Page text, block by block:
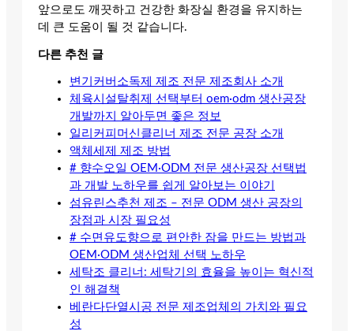
앞으로도 깨끗하고 건강한 화장실 환경을 유지하는
데 큰 도움이 될 것 같습니다.
다른 추천 글
변기커버소독제 제조 전문 제조회사 소개
체육시설탈취제 선택부터 oem·odm 생산공장
개발까지 알아두면 좋은 정보
일리커피머신클리너 제조 전문 공장 소개
액체세제 제조 방법
# 향수오일 OEM·ODM 전문 생산공장 선택법
과 개발 노하우를 쉽게 알아보는 이야기
섬유린스추천 제조 – 전문 ODM 생산 공장의
장점과 시장 필요성
# 수면유도향으로 편안한 잠을 만드는 방법과
OEM·ODM 생산업체 선택 노하우
세탁조 클리너: 세탁기의 효율을 높이는 혁신적
인 해결책
베란다단열시공 전문 제조업체의 가치와 필요
성